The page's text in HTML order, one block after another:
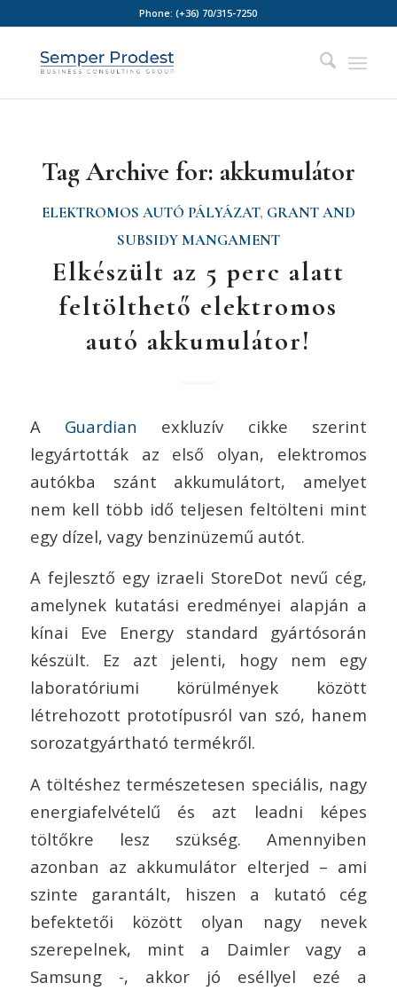
Phone:(+36) 70/315-7250
Tag Archive for: akkumulátor
ELEKTROMOS AUTÓ PÁLYÁZAT, GRANT AND
SUBSIDY MANGAMENT
Elkészült az 5 perc alatt
feltölthető elektromos
autó akkumulátor!
A Guardian exkluzív cikke szerint
legyártották az első olyan, elektromos
autókba szánt akkumulátort, amelyet
nem kell több idő teljesen feltölteni mint
egy dízel, vagy benzinüzemű autót.
A fejlesztő egy izraeli StoreDot nevű cég,
amelynek kutatási eredményei alapján a
kínai Eve Energy standard gyártósorán
készült. Ez azt jelenti, hogy nem egy
laboratóriumi körülmények között
létrehozott prototípusról van szó, hanem
sorozatgyártható termékről.
A töltéshez természetesen speciális, nagy
energiafelvételű és azt leadni képes
töltőkre lesz szükség. Amennyiben
azonban az akkumulátor elterjed – ami
szinte garantált, hiszen a kutató cég
befektetői között olyan nagy nevek
szerepelnek, mint a Daimler vagy a
Samsung -, akkor jó eséllyel ezé a